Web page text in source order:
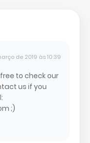
de 2019 às 10:39
to check our
us if you
;)